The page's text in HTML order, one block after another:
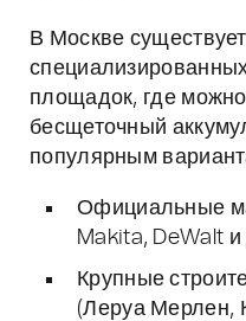
В Москве
площадок, где
бесщеточный
популярным
Официальные
Makita, DeWalt и
Крупные
(Леруа Мерлен,